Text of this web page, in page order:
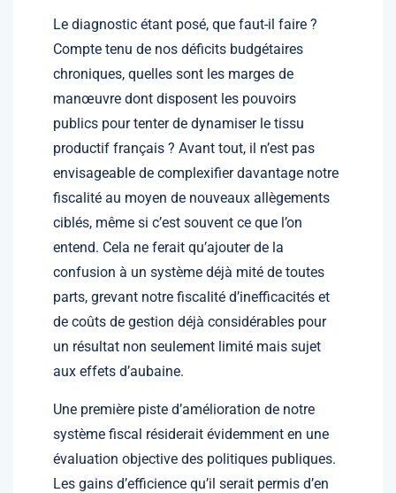
Le diagnostic étant posé, que faut-il faire ?
Compte tenu de nos déficits budgétaires
chroniques, quelles sont les marges de
manœuvre dont disposent les pouvoirs
publics pour tenter de dynamiser le tissu
productif français ? Avant tout, il n’est pas
envisageable de complexifier davantage notre
fiscalité au moyen de nouveaux allègements
ciblés, même si c’est souvent ce que l’on
entend. Cela ne ferait qu’ajouter de la
confusion à un système déjà mité de toutes
parts, grevant notre fiscalité d’inefficacités et
de coûts de gestion déjà considérables pour
un résultat non seulement limité mais sujet
aux effets d’aubaine.
Une première piste d’amélioration de notre
système fiscal résiderait évidemment en une
évaluation objective des politiques publiques.
Les gains d’efficience qu’il serait permis d’en